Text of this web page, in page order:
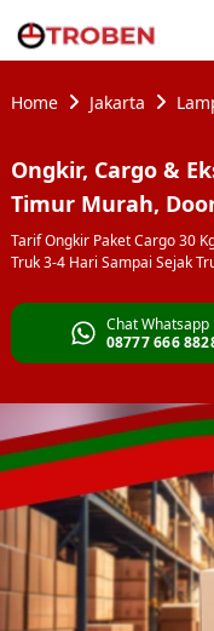
Home Jakarta
Ongkir, Cargo &
Timur Murah,
Tarif Ongkir Paket Cargo 30
Truk 3-4 Hari Sampai Sejak
Chat Whatsapp
08777 666